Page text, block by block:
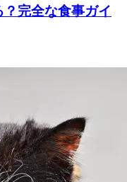
完全な食事ガイ